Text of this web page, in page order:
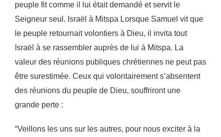
peuple fit comme il lui était demandé et servit le
Seigneur seul. Israël à Mitspa Lorsque Samuel vit que
le peuple retournait volontiers à Dieu, il invita tout
Israël à se rassembler auprès de lui à Mitspa. La
valeur des réunions publiques chrétiennes ne peut pas
être surestimée. Ceux qui volontairement s’absentent
des réunions du peuple de Dieu, souffriront une
grande perte :
“Veillons les uns sur les autres, pour nous exciter à la